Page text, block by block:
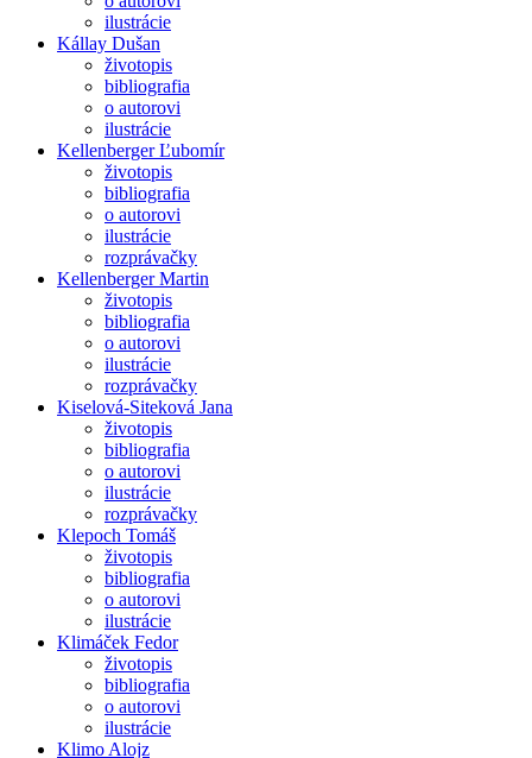
ilustrácie
Kállay Dušan
životopis
bibliografia
o autorovi
ilustrácie
Kellenberger Ľubomír
životopis
bibliografia
o autorovi
ilustrácie
rozprávačky
Kellenberger Martin
životopis
bibliografia
o autorovi
ilustrácie
rozprávačky
Kiselová-Siteková Jana
životopis
bibliografia
o autorovi
ilustrácie
rozprávačky
Klepoch Tomáš
životopis
bibliografia
o autorovi
ilustrácie
Klimáček Fedor
životopis
bibliografia
o autorovi
ilustrácie
Klimo Alojz